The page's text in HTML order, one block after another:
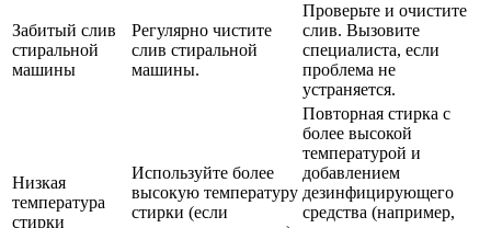
Забитый слив
стиральной
машины
Регулярно чистите
слив стиральной
машины.
Проверьте и очистите
слив. Вызовите
специалиста, если
проблема не
устраняется.
Низкая
температура
стирки
Используйте более
высокую температуру
стирки (если
Повторная стирка с
более высокой
температурой и
добавлением
дезинфицирующего
средства (например,